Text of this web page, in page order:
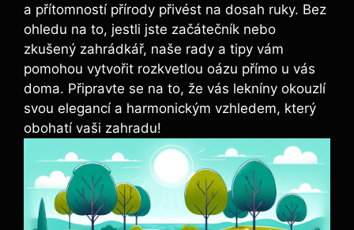
a přítomností přírody přivést na dosah ruky. Bez
ohledu na to, jestli jste začátečník nebo
zkušený zahrádkář, naše rady a tipy vám
pomohou vytvořit rozkvetlou oázu přímo u vás
doma. Připravte se na to, že vás lekníny okouzlí
svou elegancí a harmonickým vzhledem, který
obohatí vaši zahradu!